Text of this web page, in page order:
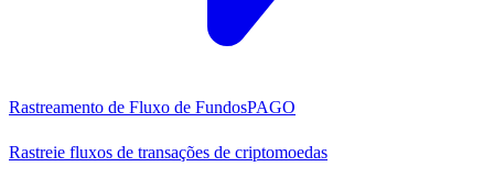
Rastreamento de Fluxo de FundosPAGO
Rastreie fluxos de transações de criptomoedas